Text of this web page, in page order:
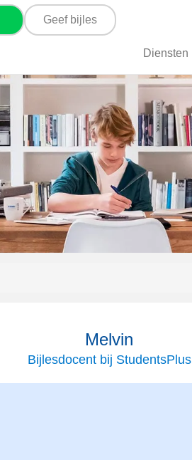
Geef bijles
Diensten
Melvin
Bijlesdocent bij StudentsPlus